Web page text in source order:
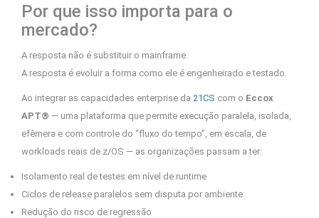
Por que isso importa para o
mercado?
A resposta não é substituir o mainframe.
A resposta é evoluir a forma como ele é engenheirado e testado.
Ao integrar as capacidades enterprise da 21CS com o Eccox
APT® — uma plataforma que permite execução paralela, isolada,
efêmera e com controle do “fluxo do tempo”, em escala, de
workloads reais de z/OS — as organizações passam a ter:
Isolamento real de testes em nível de runtime
Ciclos de release paralelos sem disputa por ambiente
Redução do risco de regressão